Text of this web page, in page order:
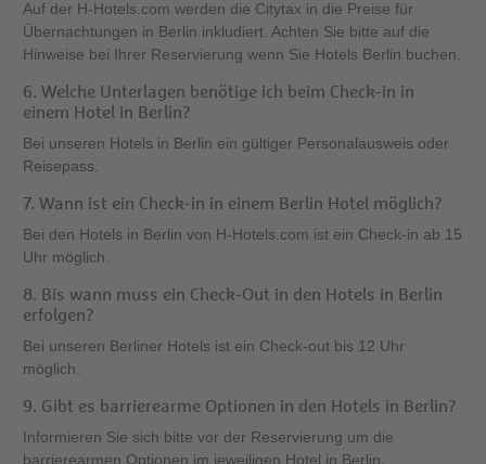
Auf der H-Hotels.com werden die Citytax in die Preise für
Übernachtungen in Berlin inkludiert. Achten Sie bitte auf die
Hinweise bei Ihrer Reservierung wenn Sie Hotels Berlin buchen.
6. Welche Unterlagen benötige ich beim Check-in in
einem Hotel in Berlin?
Bei unseren Hotels in Berlin ein gültiger Personalausweis oder
Reisepass.
7. Wann ist ein Check-in in einem Berlin Hotel möglich?
Bei den Hotels in Berlin von H-Hotels.com ist ein Check-in ab 15
Uhr möglich.
8. Bis wann muss ein Check-Out in den Hotels in Berlin
erfolgen?
Bei unseren Berliner Hotels ist ein Check-out bis 12 Uhr
möglich.
9. Gibt es barrierearme Optionen in den Hotels in Berlin?
Informieren Sie sich bitte vor der Reservierung um die
barrierearmen Optionen im jeweiligen Hotel in Berlin.